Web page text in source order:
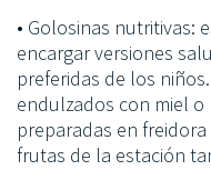
• Golosinas nutritivas:
encargar versiones
preferidas de los
endulzados con miel
preparadas en
frutas de la estación